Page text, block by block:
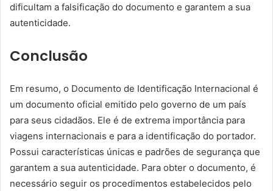
dificultam a falsificação do documento e garantem a sua
autenticidade.
Conclusão
Em resumo, o Documento de Identificação Internacional é
um documento oficial emitido pelo governo de um país
para seus cidadãos. Ele é de extrema importância para
viagens internacionais e para a identificação do portador.
Possui características únicas e padrões de segurança que
garantem a sua autenticidade. Para obter o documento, é
necessário seguir os procedimentos estabelecidos pelo